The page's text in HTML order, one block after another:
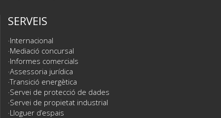
SERVEIS
Internacional
Mediació concursal
Informes comercials
Assessoria jurídica
Transició energètica
Servei de protecció de dades
Servei de propietat industrial
Lloguer d’espais